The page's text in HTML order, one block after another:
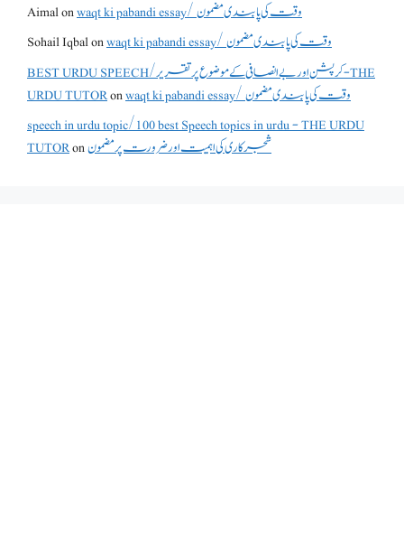
Aimalon
waqt ki pabandi essay/ وقت کی پابندی مضمون
Sohail Iqbalon
waqt ki pabandi essay/ وقت کی پابندی مضمون
BEST URDU SPEECH/کرپشن اور بے انصافی کے موضوع پر تقریر - THE
URDU TUTORon
waqt ki pabandi essay/ وقت کی پابندی مضمون
speech in urdu topic/100 best Speech topics in urdu - THE URDU
TUTORonشجرکاری کی اہمیت اور ضرورت پر مضمون